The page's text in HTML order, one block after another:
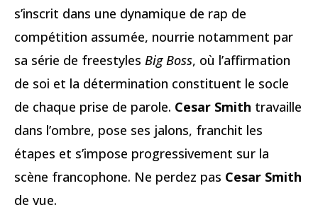
s’inscrit dans une dynamique de rap de
compétition assumée, nourrie notamment par
sa série de freestyles Big Boss, où l’affirmation
de soi et la détermination constituent le socle
de chaque prise de parole. Cesar Smith travaille
dans l’ombre, pose ses jalons, franchit les
étapes et s’impose progressivement sur la
scène francophone. Ne perdez pas Cesar Smith
de vue.